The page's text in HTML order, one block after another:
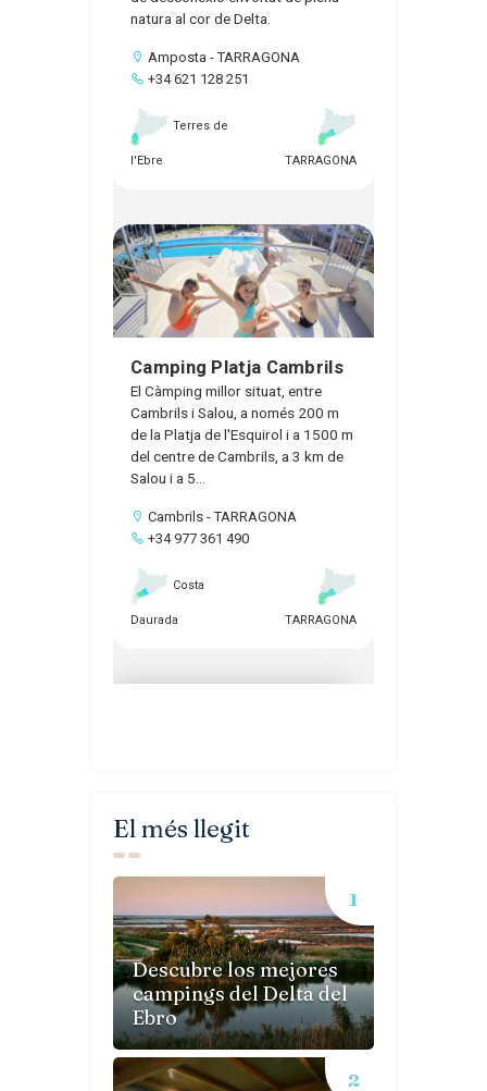
El més llegit
Descubre los mejores
campings del Delta del
Ebro